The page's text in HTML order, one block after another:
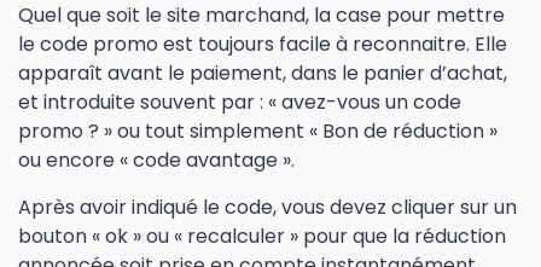
Quel que soit le site marchand, la case pour mettre
le code promo est toujours facile à reconnaitre. Elle
apparaît avant le paiement, dans le panier d’achat,
et introduite souvent par : « avez-vous un code
promo ? » ou tout simplement « Bon de réduction »
ou encore « code avantage ».
Après avoir indiqué le code, vous devez cliquer sur un
bouton « ok » ou « recalculer » pour que la réduction